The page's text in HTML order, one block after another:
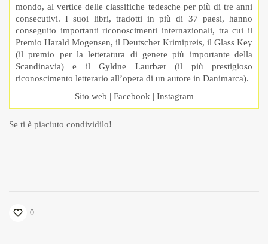
mondo, al vertice delle classifiche tedesche per più di tre anni
consecutivi. I suoi libri, tradotti in più di 37 paesi, hanno
conseguito importanti riconoscimenti internazionali, tra cui il
Premio Harald Mogensen, il Deutscher Krimipreis, il Glass Key
(il premio per la letteratura di genere più importante della
Scandinavia) e il Gyldne Laurbær (il più prestigioso
riconoscimento letterario all’opera di un autore in Danimarca).
Sito web | Facebook | Instagram
Se ti è piaciuto condividilo!
0